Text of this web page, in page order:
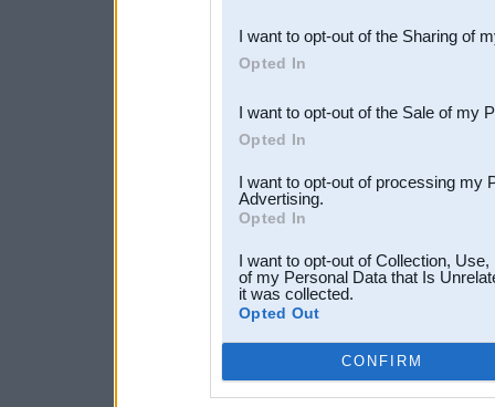
Downstream Participants
third parties.
I want to opt-out of the Sharing of
Opted In
I want to opt-out of the Sale of my
Opted In
I want to opt-out of processing my
Advertising.
Opted In
I want to opt-out of Collection,
of my Personal Data that Is
it was collected.
Opted Out
CONFIRM